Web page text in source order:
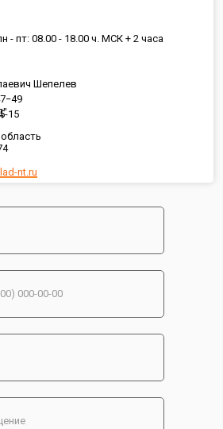
nt.ru
- пт: 08.00 - 18.00 ч. МСК + 2 часа
Шепелев
15